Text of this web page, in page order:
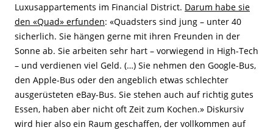
Luxusappartements im Financial District. Darum habe sie
den «Quad» erfunden: «Quadsters sind jung – unter 40
sicherlich. Sie hängen gerne mit ihren Freunden in der
Sonne ab. Sie arbeiten sehr hart – vorwiegend in High-Tech
– und verdienen viel Geld. (…) Sie nehmen den Google-Bus,
den Apple-Bus oder den angeblich etwas schlechter
ausgerüsteten eBay-Bus. Sie stehen auch auf richtig gutes
Essen, haben aber nicht oft Zeit zum Kochen.» Diskursiv
wird hier also ein Raum geschaffen, der vollkommen auf